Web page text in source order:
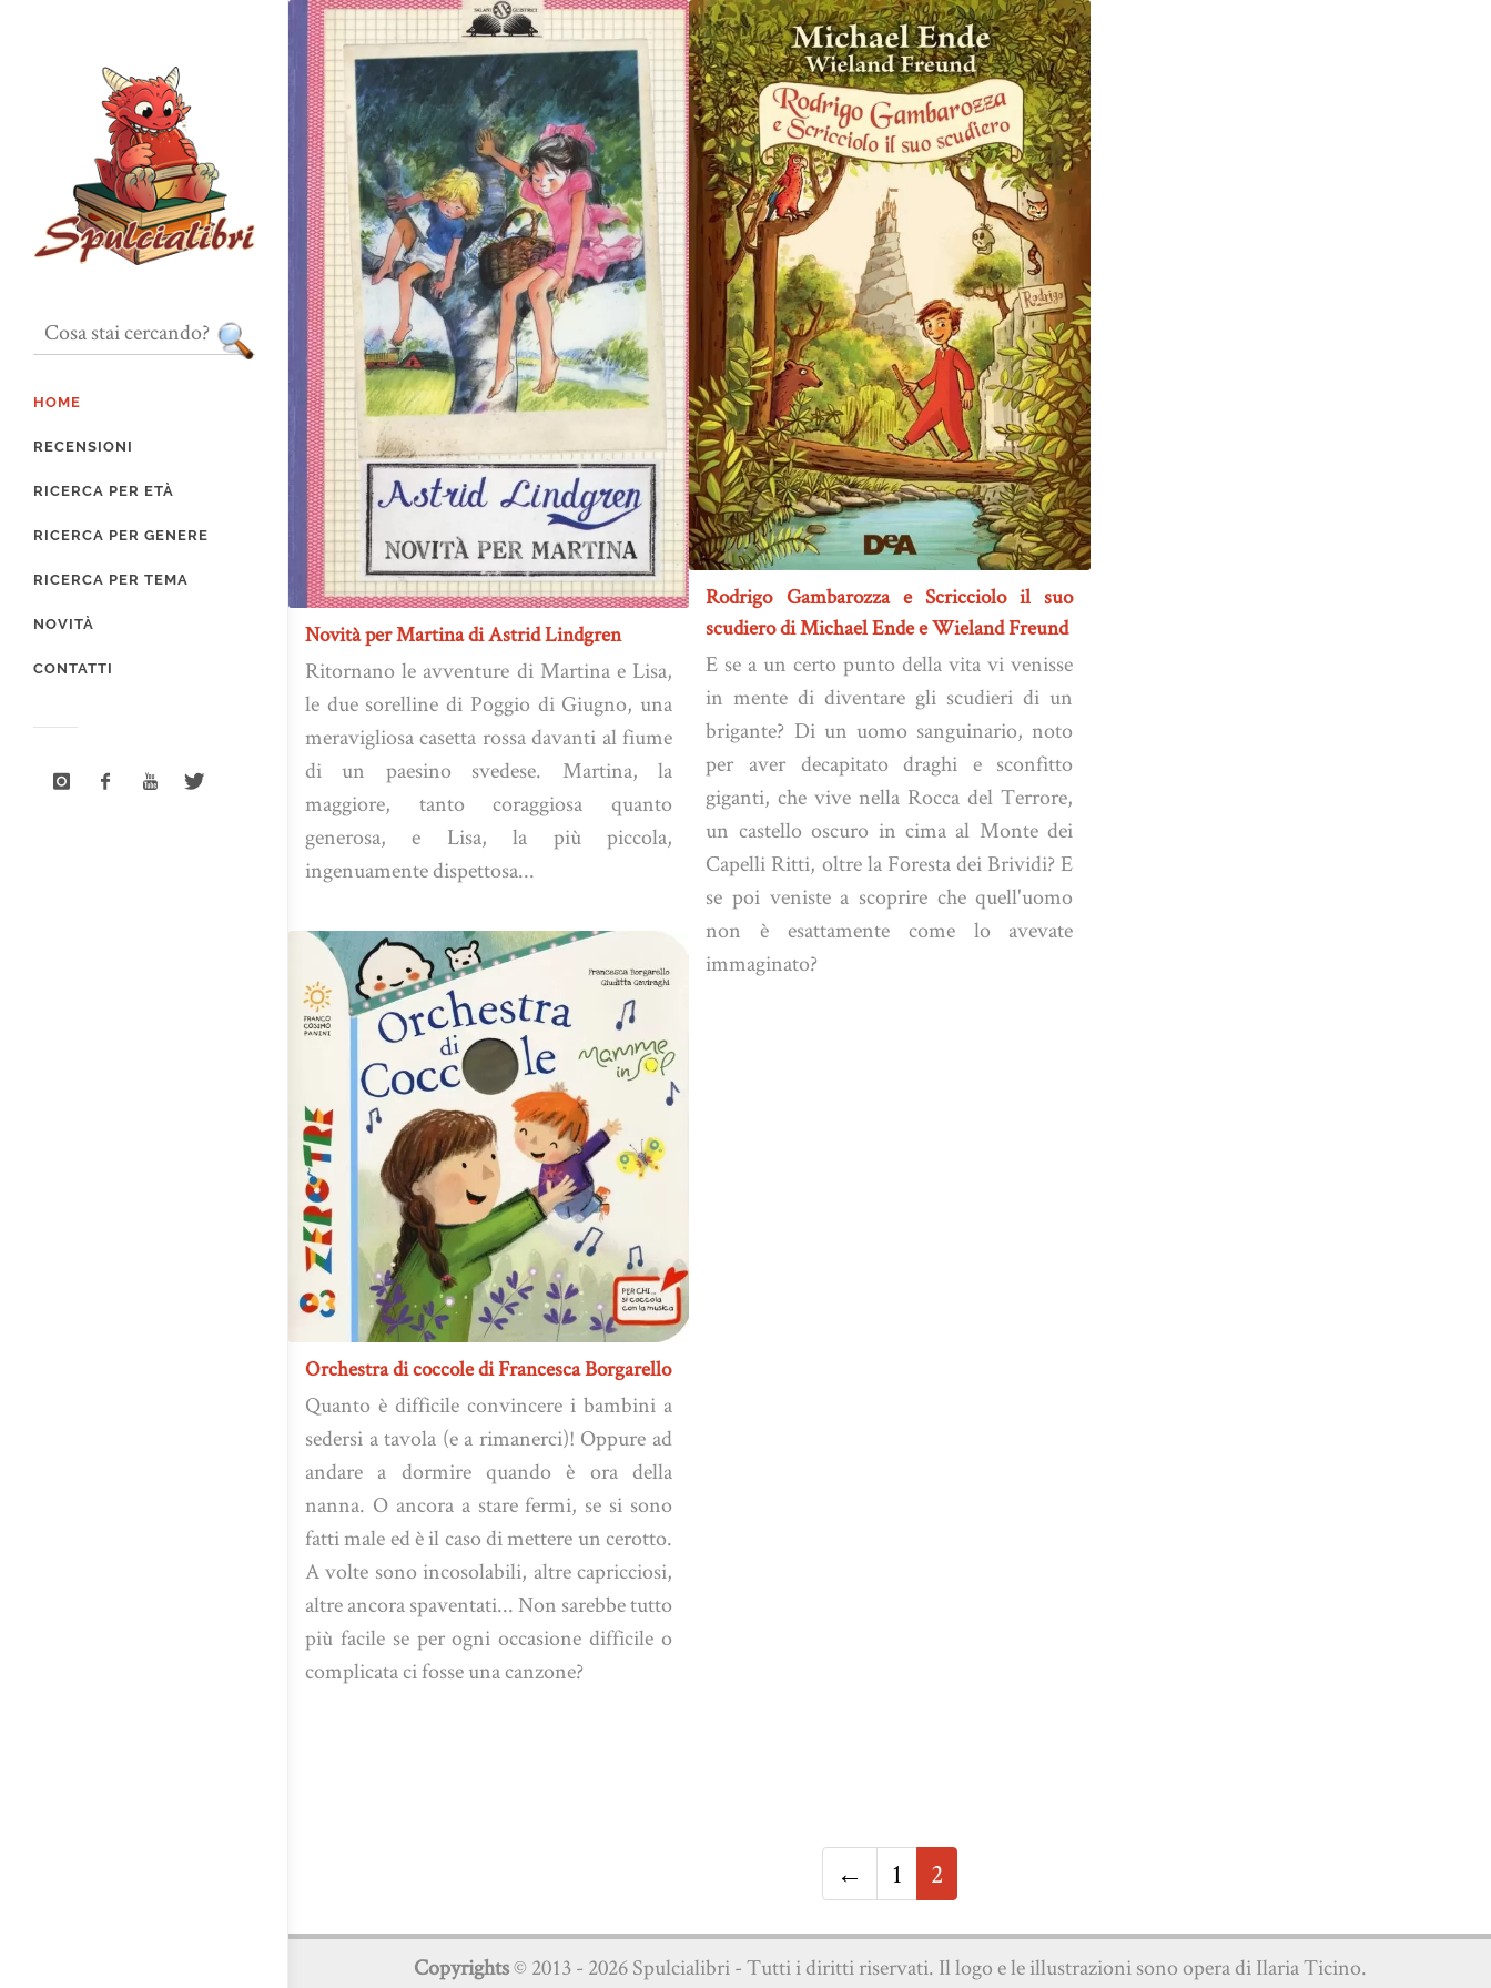
HOME
RECENSIONI
RICERCA PER ETÀ
RICERCA PER GENERE
RICERCA PER TEMA
NOVITÀ
CONTATTI
Novità per Martina di Astrid Lindgren
Ritornano le avventure di Martina e Lisa,
le due sorelline di Poggio di Giugno, una
meravigliosa casetta rossa davanti al fiume
di un paesino svedese. Martina, la
maggiore, tanto coraggiosa quanto
generosa, e Lisa, la più piccola,
ingenuamente dispettosa...
Orchestra di coccole di Francesca Borgarello
Quanto è difficile convincere i bambini a
sedersi a tavola (e a rimanerci)! Oppure ad
andare a dormire quando è ora della
nanna. O ancora a stare fermi, se si sono
fatti male ed è il caso di mettere un cerotto.
A volte sono incosolabili, altre capricciosi,
altre ancora spaventati... Non sarebbe tutto
più facile se per ogni occasione difficile o
complicata ci fosse una canzone?
Rodrigo Gambarozza e Scricciolo il suo
scudiero di Michael Ende e Wieland Freund
E se a un certo punto della vita vi venisse
in mente di diventare gli scudieri di un
brigante? Di un uomo sanguinario, noto
per aver decapitato draghi e sconfitto
giganti, che vive nella Rocca del Terrore,
un castello oscuro in cima al Monte dei
Capelli Ritti, oltre la Foresta dei Brividi? E
se poi veniste a scoprire che quell'uomo
non è esattamente come lo avevate
immaginato?
← 1 2
Copyrights© 2013 - 2026 Spulcialibri - Tutti i diritti riservati. Il logo e le illustrazioni sono opera di Ilaria Ticino.